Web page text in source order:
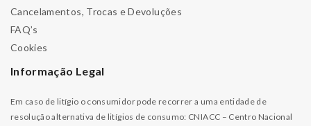
Cancelamentos, Trocas e Devoluções
FAQ’s
Cookies
Informação Legal
Em caso de litígio o consumidor pode recorrer a uma entidade de
resolução alternativa de litígios de consumo: CNIACC – Centro Nacional